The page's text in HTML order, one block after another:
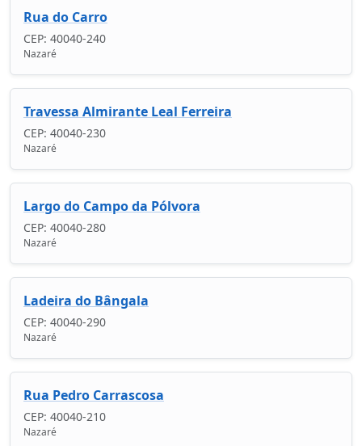
Rua do Carro
CEP: 40040-240
Nazaré
Travessa Almirante Leal Ferreira
CEP: 40040-230
Nazaré
Largo do Campo da Pólvora
CEP: 40040-280
Nazaré
Ladeira do Bângala
CEP: 40040-290
Nazaré
Rua Pedro Carrascosa
CEP: 40040-210
Nazaré